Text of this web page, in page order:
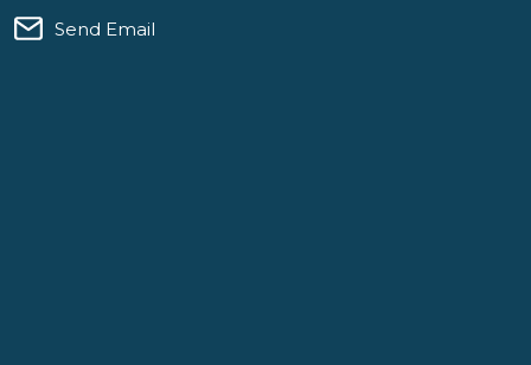
Send Email